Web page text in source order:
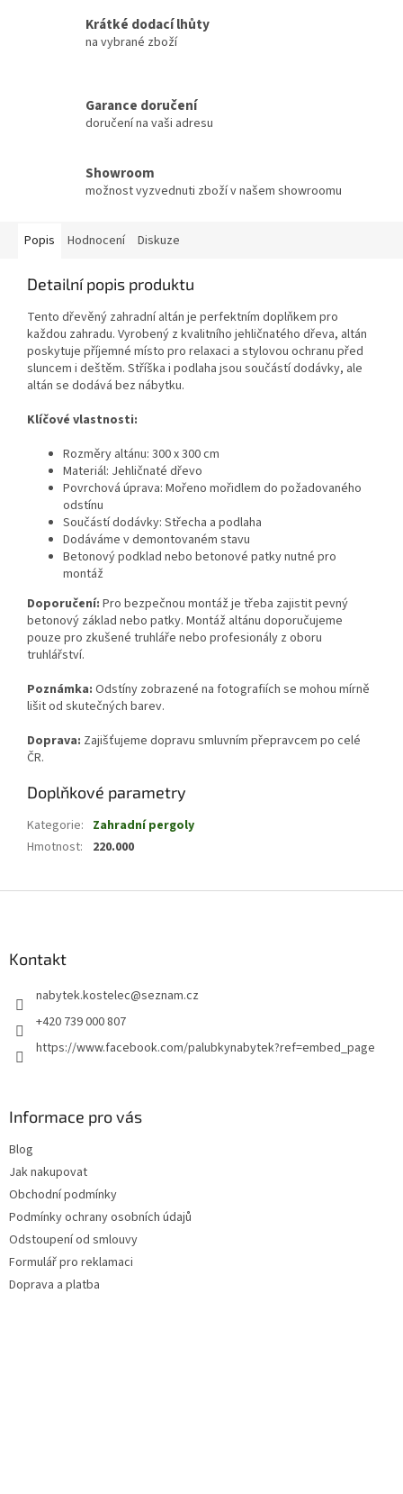
Krátké dodací lhůty
na vybrané zboží
Garance doručení
doručení na vaši adresu
Showroom
možnost vyzvednuti zboží v našem showroomu
Popis Hodnocení Diskuze
Detailní popis produktu
Tento dřevěný zahradní altán je perfektním doplňkem pro
každou zahradu. Vyrobený z kvalitního jehličnatého dřeva, altán
poskytuje příjemné místo pro relaxaci a stylovou ochranu před
sluncem i deštěm. Stříška i podlaha jsou součástí dodávky, ale
altán se dodává bez nábytku.
Klíčové vlastnosti:
Rozměry altánu: 300 x 300 cm
Materiál: Jehličnaté dřevo
Povrchová úprava: Mořeno mořidlem do požadovaného
odstínu
Součástí dodávky: Střecha a podlaha
Dodáváme v demontovaném stavu
Betonový podklad nebo betonové patky nutné pro
montáž
Doporučení: Pro bezpečnou montáž je třeba zajistit pevný
betonový základ nebo patky. Montáž altánu doporučujeme
pouze pro zkušené truhláře nebo profesionály z oboru
truhlářství.
Poznámka: Odstíny zobrazené na fotografiích se mohou mírně
lišit od skutečných barev.
Doprava: Zajišťujeme dopravu smluvním přepravcem po celé
ČR.
Doplňkové parametry
Kategorie: Zahradní pergoly
Hmotnost: 220.000
Kontakt
nabytek.kostelec@seznam.cz
+420 739 000 807
https://www.facebook.com/palubkynabytek?ref=embed_page
Informace pro vás
Blog
Jak nakupovat
Obchodní podmínky
Podmínky ochrany osobních údajů
Odstoupení od smlouvy
Formulář pro reklamaci
Doprava a platba